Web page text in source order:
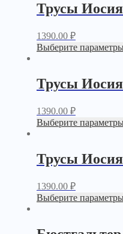
Трусы
1390.00 ₽
Выберите
Трусы Иосия
1390.00 ₽
Выберите
Трусы
1390.00 ₽
Выберите